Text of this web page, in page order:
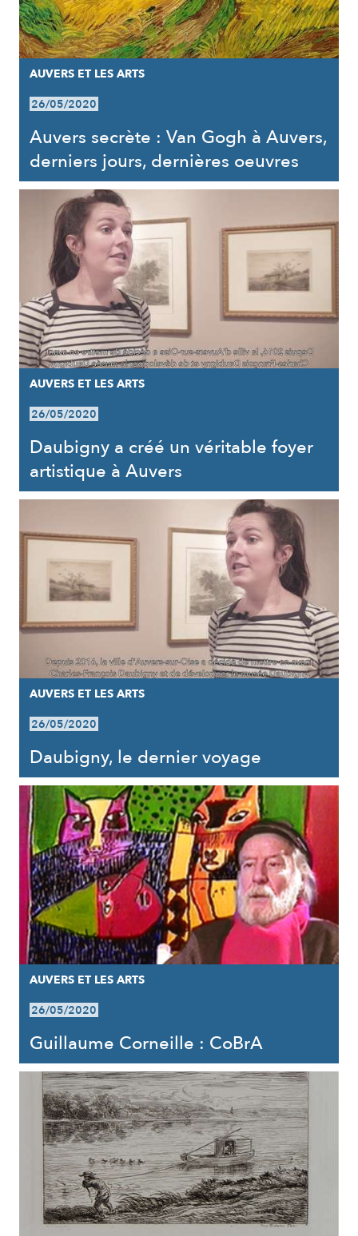
AUVERS ET LES ARTS
26/05/2020
Auvers secrète : Van Gogh à Auvers,
derniers jours, dernières oeuvres
AUVERS ET LES ARTS
26/05/2020
Daubigny a créé un véritable foyer
artistique à Auvers
AUVERS ET LES ARTS
26/05/2020
Daubigny, le dernier voyage
AUVERS ET LES ARTS
26/05/2020
Guillaume Corneille : CoBrA